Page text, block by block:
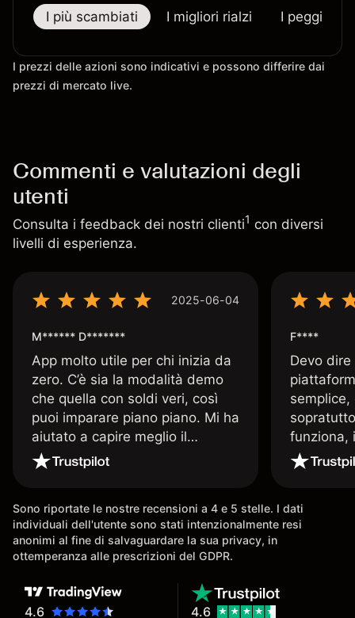
I più scambiati I migliori rialzi I peggiori
I prezzi delle azioni sono indicativi e possono differire dai
prezzi di mercato live.
Commenti e valutazioni degli
utenti
Consulta i feedback dei nostri clienti1 con diversi
livelli di esperienza.
2025-06-04
M****** D*******
App molto utile per chi inizia da
zero. C’è sia la modalità demo
che quella con soldi veri, così
puoi imparare piano piano. Mi ha
aiutato a capire meglio il
trading. La consiglio a chi parte
F****
Devo
funziona,
Davide e'
Sono riportate le nostre recensioni a 4 e 5 stelle. I dati
individuali dell'utente sono stati intenzionalmente resi
anonimi al fine di salvaguardare la sua privacy, in
ottemperanza alle prescrizioni del GDPR.
4.6 4.6